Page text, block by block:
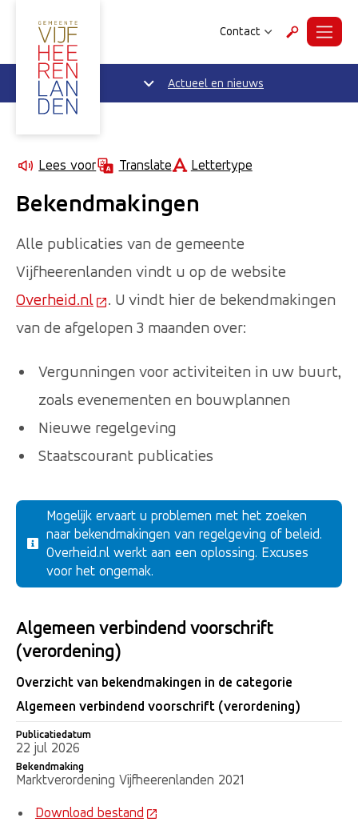
Contact ZoekenMenu
Actueel en nieuws
Lees voor Translate Lettertype
Bekendmakingen
Alle publicaties van de gemeente
Vijfheerenlanden vindt u op de website
Overheid.nl(Deze link gaat naar een externe
. U vindt hier de bekendmakingen
van de afgelopen 3 maanden over:
Vergunningen voor activiteiten in uw buurt,
zoals evenementen en bouwplannen
Nieuwe regelgeving
Staatscourant publicaties
Mogelijk ervaart u problemen met het zoeken
naar bekendmakingen van regelgeving of beleid.
Overheid.nl werkt aan een oplossing. Excuses
voor het ongemak.
Algemeen verbindend voorschrift
(verordening)
Overzicht van bekendmakingen in de categorie
Algemeen verbindend voorschrift (verordening)
Publicatiedatum
Publicatiedatum
22 jul 2026
Bekendmaking
Marktverordening Vijfheerenlanden 2021
Download bestand